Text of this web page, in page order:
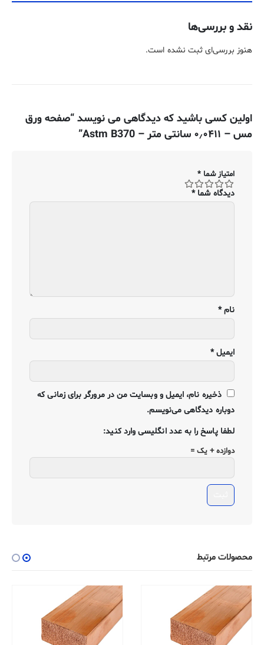
نقد و بررسی‌ها
هنوز بررسی‌ای ثبت نشده است.
اولین کسی باشید که دیدگاهی می نویسد “صفحه ورق
مس – ۰٫۰۴۱۱ سانتی متر – Astm B370”
امتیاز شما *
دیدگاه شما*
نام*
ایمیل*
ذخیره نام، ایمیل و وبسایت من در مرورگر برای زمانی که
دوباره دیدگاهی می‌نویسم.
لطفا پاسخ را به عدد انگلیسی وارد کنید:
دوازده + یک =
محصولات مرتبط